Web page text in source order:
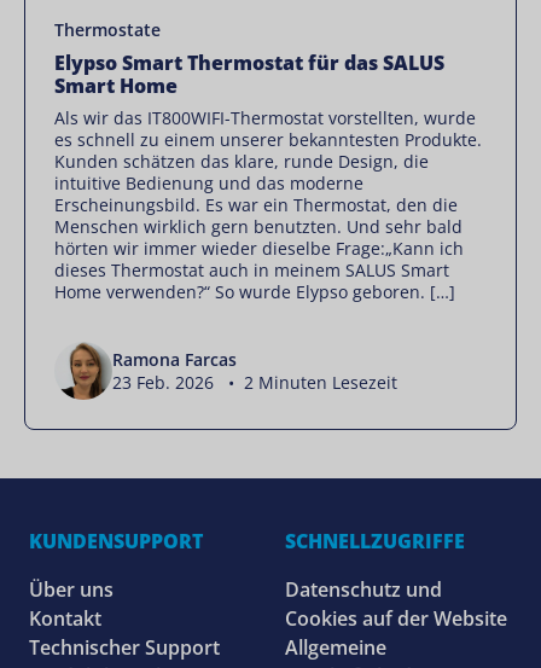
Thermostate
Elypso Smart Thermostat für das SALUS
Smart Home
Als wir das IT800WIFI-Thermostat vorstellten, wurde
es schnell zu einem unserer bekanntesten Produkte.
Kunden schätzen das klare, runde Design, die
intuitive Bedienung und das moderne
Erscheinungsbild. Es war ein Thermostat, den die
Menschen wirklich gern benutzten. Und sehr bald
hörten wir immer wieder dieselbe Frage:„Kann ich
dieses Thermostat auch in meinem SALUS Smart
Home verwenden?“ So wurde Elypso geboren. […]
Ramona Farcas
23 Feb. 2026 • 2 Minuten Lesezeit
KUNDENSUPPORT
Über uns
Kontakt
Technischer Support
SCHNELLZUGRIFFE
Datenschutz und
Cookies auf der Website
Allgemeine